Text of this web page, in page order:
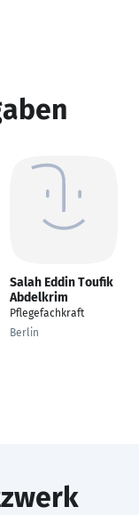
Salah Eddin Toufik
Abdelkrim
Pflegefachkraft
Berlin